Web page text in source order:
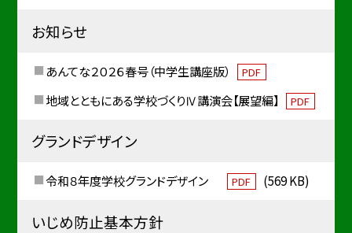
お知らせ
あんてな２０２６春号（中学生講座版） PDF
地域とともにある学校づくりⅣ講演会【展望編】 PDF
グランドデザイン
令和８年度学校グランドデザイン PDF (569 KB)
いじめ防止基本方針